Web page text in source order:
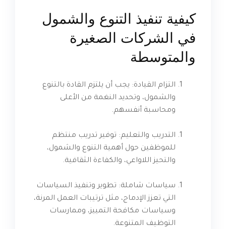
كيفية تنفيذ التنوع والشمول
في الشركات الصغيرة
والمتوسطة
التزام القيادة: يجب أن يلتزم القادة بالتنوع
والشمول، وتحديد النغمة من الأعلى
ومحاسبة أنفسهم.
التدريب والتعليم: توفير تدريب منتظم
للموظفين حول أهمية التنوع والشمول،
والتحيز اللاواعي، والكفاءة الثقافية.
سياسات شاملة: تطوير وتنفيذ السياسات
التي تعزز الإدماج، مثل ترتيبات العمل المرنة،
وسياسات مكافحة التمييز، وممارسات
التوظيف المتنوعة.